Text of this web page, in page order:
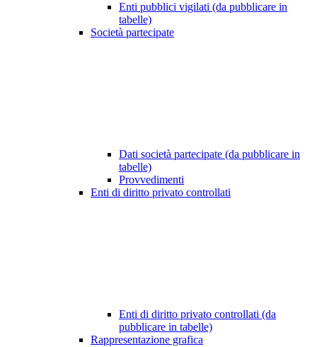
Enti pubblici vigilati (da pubblicare in
tabelle)
Società partecipate
Dati società partecipate (da pubblicare in
tabelle)
Provvedimenti
Enti di diritto privato controllati
Enti di diritto privato controllati (da
pubblicare in tabelle)
Rappresentazione grafica